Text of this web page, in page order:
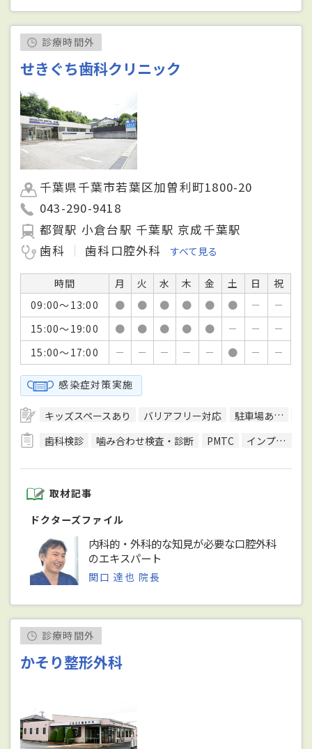
診療時間外
せきぐち歯科クリニック
千葉県千葉市若葉区加曽利町1800-20
043-290-9418
都賀駅 小倉台駅 千葉駅 京成千葉駅
歯科
歯科口腔外科 すべて見る
時間 月 火 水 木 金 土 日
祝
09:00～13:00
● ● ● ● ● ● －
－
15:00～19:00
● ● ● ● ● － －
－
15:00～17:00
－ － － － － ● － －
感染症対策実施
キッズスペースあり バリアフリー対応 駐車場あり
歯科検診
噛み合わせ検査・診断 PMTC インプラント治療
取材記事
ドクターズファイル
内科的・外科的な知見が必要な口腔外科
のエキスパート
関口 達也 院長
診療時間外
かそり整形外科